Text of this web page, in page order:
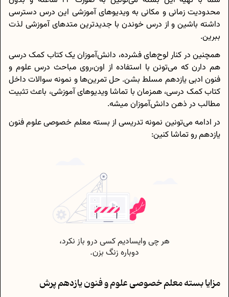
محدودیت زمانی و مکانی به ویدیوهای آموزشی این درس دسترسی
داشته باشین و از درس خوندن با جدیدترین متدهای آموزشی لذت
ببرین.
همچنین در کنار لوح‌های فشرده، دانش‌آموزان یک کتاب کمک درسی
هم دارن که می‌تونن با استفاده از اون،روی مباحث درس علوم و
فنون ادبی یازدهم مسلط بشن. حل تمرین‌ها و نمونه سوالات داخل
کتاب کمک درسی، همزمان با تماشا ویدیوهای آموزشی، باعث تثبیت
مطالب در ذهن دانش‌آموزان میشه.
در ادامه می‌تونین نمونه تدریسی از بسته معلم خصوصی علوم فنون
یازدهم رو تماشا کنین:
مزایا بسته معلم خصوصی علوم و فنون یازدهم پرش